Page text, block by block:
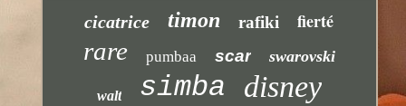
cicatrice timon rafiki fierté
rare pumbaa scar swarovski
walt simba disney